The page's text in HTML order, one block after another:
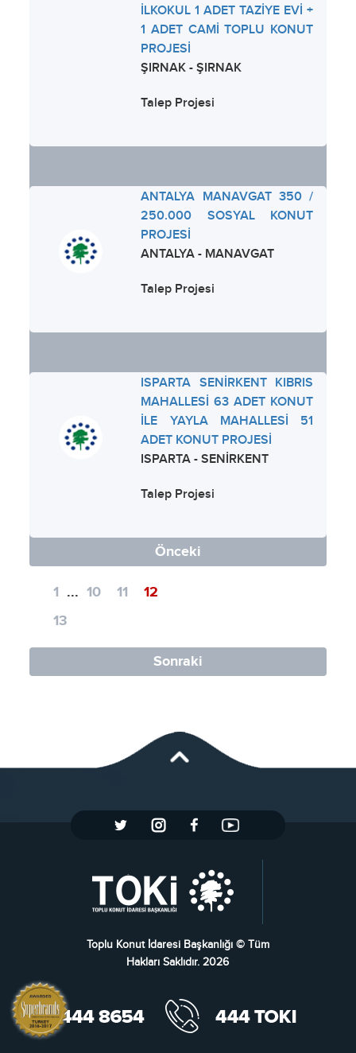
İLKOKUL 1 ADET TAZİYE EVİ +
1 ADET CAMİ TOPLU KONUT
PROJESİ
ŞIRNAK - ŞIRNAK
Talep Projesi
ANTALYA MANAVGAT 350 /
250.000 SOSYAL KONUT
PROJESİ
ANTALYA - MANAVGAT
Talep Projesi
ISPARTA SENİRKENT KIBRIS
MAHALLESİ 63 ADET KONUT
İLE YAYLA MAHALLESİ 51
ADET KONUT PROJESİ
ISPARTA - SENİRKENT
Talep Projesi
Önceki
1 ... 10 11
12
13
Sonraki
Toplu Konut İdaresi Başkanlığı © Tüm
Hakları Saklıdır. 2026